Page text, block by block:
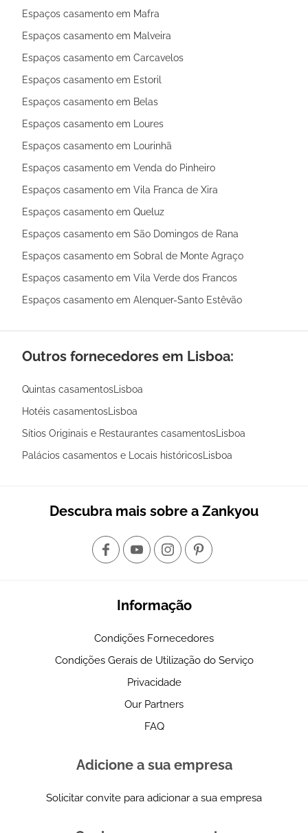
Espaços casamento em Mafra
Espaços casamento em Malveira
Espaços casamento em Carcavelos
Espaços casamento em Estoril
Espaços casamento em Belas
Espaços casamento em Loures
Espaços casamento em Lourinhã
Espaços casamento em Venda do Pinheiro
Espaços casamento em Vila Franca de Xira
Espaços casamento em Queluz
Espaços casamento em São Domingos de Rana
Espaços casamento em Sobral de Monte Agraço
Espaços casamento em Vila Verde dos Francos
Espaços casamento em Alenquer-Santo Estêvão
Outros fornecedores em Lisboa:
Quintas casamentosLisboa
Hotéis casamentosLisboa
Sítios Originais e Restaurantes casamentosLisboa
Palácios casamentos e Locais históricosLisboa
Descubra mais sobre a Zankyou
Informação
Condições Fornecedores
Condições Gerais de Utilização do Serviço
Privacidade
Our Partners
FAQ
Adicione a sua empresa
Solicitar convite para adicionar a sua empresa